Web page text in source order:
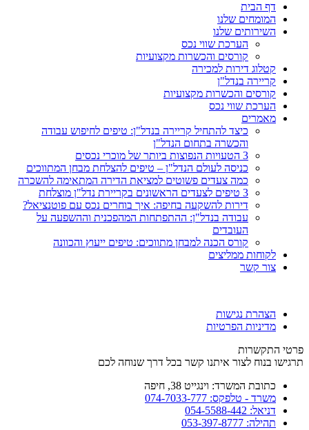
דף הבית
המומחים שלנו
השירותים שלנו
הערכת שווי נכס
קורסים והכשרות מקצועיות
קטלוג דירות למכירה
קריירה בנדל"ן
קורסים והכשרות מקצועיות
הערכת שווי נכס
מאמרים
כיצד להתחיל קריירה בנדל"ן: טיפים לחיפוש עבודה
והכשרה בתחום הנדל"ן
3 הטעויות הנפוצות ביותר של מוכרי נכסים
כניסה לעולם הנדל"ן – טיפים להצלחת מבחן המתווכים
כמה צעדים פשוטים למציאת הדירה המתאימה להשכרה
3 טיפים לצעדים הראשונים בקריירת נדל"ן מוצלחת
דירות להשקעה בחיפה: איך בוחרים נכס עם פוטנציאל?
עבודה בנדל"ן: ההתפתחות המהפכנית וההשפעה על
העובדים
קורס הכנה למבחן מתווכים: טיפים ייעוץ והכוונה
לקוחות ממליצים
צור קשר
הצהרת נגישות
מדיניות הפרטיות
פרטי התקשרות
תרגישו בנוח לצור איתנו קשר בכל דרך שנוחה לכם
כתובת המשרד: וינגייט 38, חיפה
משרד - טלפקס: 074-7033-777
דניאל: 054-5588-442
תהילה: 053-397-8777